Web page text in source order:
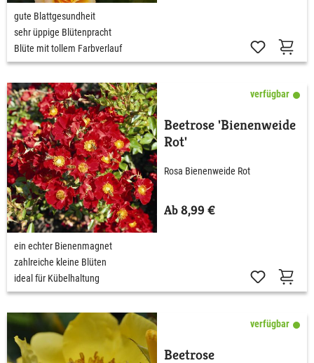
gute Blattgesundheit
sehr üppige Blütenpracht
Blüte mit tollem Farbverlauf
verfügbar
Beetrose 'Bienenweide
Rot'
Rosa Bienenweide Rot
Ab 8,99 €
ein echter Bienenmagnet
zahlreiche kleine Blüten
ideal für Kübelhaltung
verfügbar
Beetrose